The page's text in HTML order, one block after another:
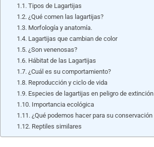
Tipos de Lagartijas
¿Qué comen las lagartijas?
Morfología y anatomía.
Lagartijas que cambian de color
¿Son venenosas?
Hábitat de las Lagartijas
¿Cuál es su comportamiento?
Reproducción y ciclo de vida
Especies de lagartijas en peligro de extinción
Importancia ecológica
¿Qué podemos hacer para su conservación
Reptiles similares